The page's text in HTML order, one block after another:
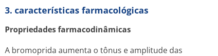
3. características farmacológicas
Propriedades farmacodinâmicas
A bromoprida aumenta o tônus e amplitude das